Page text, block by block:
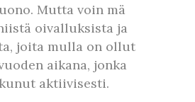
Mutta voin mä
oivalluksista ja
joita mulla on ollut
aikana, jonka
aktiivisesti.